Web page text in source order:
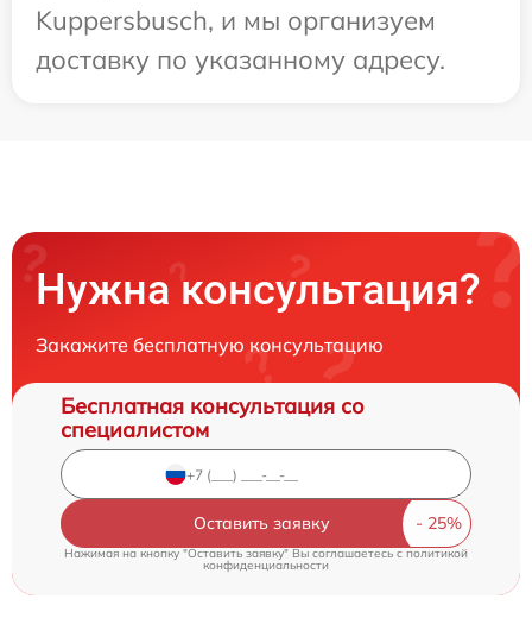
Kuppersbusch, и мы организуем
доставку по указанному адресу.
Нужна консультация?
Закажите бесплатную консультацию
Бесплатная консультация со
специалистом
Оставить заявку
Нажимая на кнопку "Оставить заявку" Вы соглашаетесь c политикой
конфиденциальности